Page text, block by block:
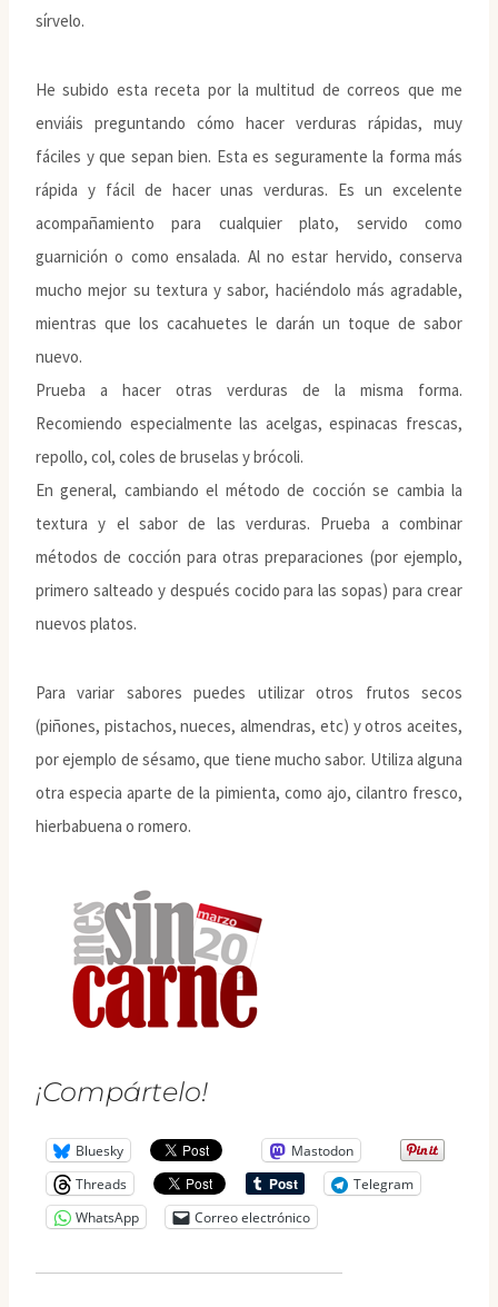
sírvelo.
He subido esta receta por la multitud de correos que me
enviáis preguntando cómo hacer verduras rápidas, muy
fáciles y que sepan bien. Esta es seguramente la forma más
rápida y fácil de hacer unas verduras. Es un excelente
acompañamiento para cualquier plato, servido como
guarnición o como ensalada. Al no estar hervido, conserva
mucho mejor su textura y sabor, haciéndolo más agradable,
mientras que los cacahuetes le darán un toque de sabor
nuevo.
Prueba a hacer otras verduras de la misma forma.
Recomiendo especialmente las acelgas, espinacas frescas,
repollo, col, coles de bruselas y brócoli.
En general, cambiando el método de cocción se cambia la
textura y el sabor de las verduras. Prueba a combinar
métodos de cocción para otras preparaciones (por ejemplo,
primero salteado y después cocido para las sopas) para crear
nuevos platos.
Para variar sabores puedes utilizar otros frutos secos
(piñones, pistachos, nueces, almendras, etc) y otros aceites,
por ejemplo de sésamo, que tiene mucho sabor. Utiliza alguna
otra especia aparte de la pimienta, como ajo, cilantro fresco,
hierbabuena o romero.
¡Compártelo!
Bluesky
Mastodon
Threads
Telegram
WhatsApp
Correo electrónico